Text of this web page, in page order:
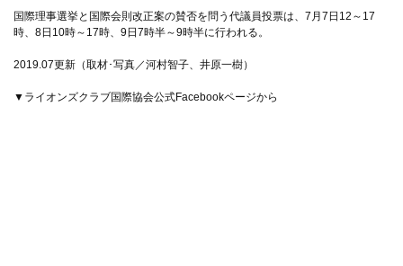
国際理事選挙と国際会則改正案の賛否を問う代議員投票は、7月7日12～17
時、8日10時～17時、9日7時半～9時半に行われる。
2019.07更新（取材･写真／河村智子、井原一樹）
▼ライオンズクラブ国際協会公式Facebookページから